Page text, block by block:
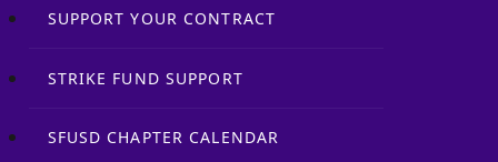
SUPPORT YOUR CONTRACT
STRIKE FUND SUPPORT
SFUSD CHAPTER CALENDAR